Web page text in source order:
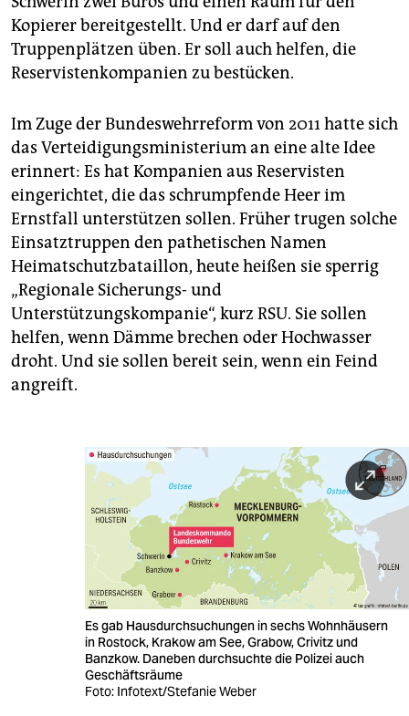
Kopierer bereitgestellt. Und er darf auf den
Truppenplätzen üben. Er soll auch helfen, die
Reservistenkompanien zu bestücken.
Im Zuge der Bundeswehrreform von 2011 hatte sich
das Verteidigungsministerium an eine alte Idee
erinnert: Es hat Kompanien aus Reservisten
eingerichtet, die das schrumpfende Heer im
Ernstfall unterstützen sollen. Früher trugen solche
Einsatztruppen den pathetischen Namen
Heimatschutzbataillon, heute heißen sie sperrig
„Regionale Sicherungs- und
Unterstützungskompanie“, kurz RSU. Sie sollen
helfen, wenn Dämme brechen oder Hochwasser
droht. Und sie sollen bereit sein, wenn ein Feind
angreift.
Es gab Hausdurchsuchungen in sechs Wohnhäusern
in Rostock, Krakow am See, Grabow, Crivitz und
Banzkow. Daneben durchsuchte die Polizei auch
Geschäftsräume
Foto: Infotext/Stefanie Weber